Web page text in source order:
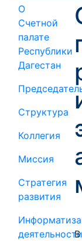
О
Счетной
палате
Республики
Дагестан
Структура
Коллегия
Миссия
Стратегия
развития
деятельности
В